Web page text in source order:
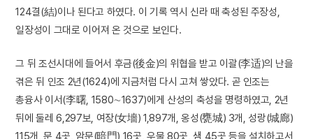
124결(結)이나 된다고 하였다. 이 기록 역시 신라 때 축성된 주장성,
일장성이 그대로 이어져 온 것으로 보인다.
그 뒤 조선시대에 들어서 후금(後金)의 위협을 받고 이괄(李适)의 난을
겪은 뒤 인조 2년(1624)에 지금처럼 다시 고쳐 쌓았다. 곧 인조는
총융사 이서(李曙, 1580∼1637)에게 산성의 축성을 명령하였고, 2년
뒤에 둘레 6,297보, 여장(女墻) 1,897개, 옹성(甕城) 3개, 성랑(城廊)
115개, 문 4곳, 암문(暗門) 16곳, 우물 80곳, 샘 45곳 등을 설치하고서